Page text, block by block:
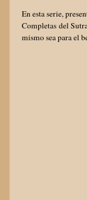
En esta serie,
Completas del
mismo sea para el